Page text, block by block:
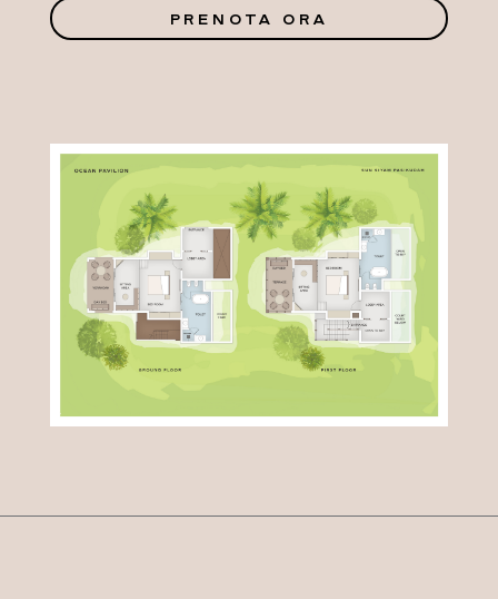
PRENOTA ORA